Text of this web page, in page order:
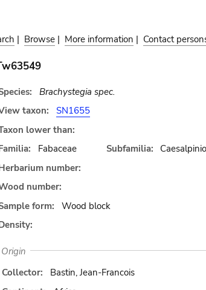
| Browse | More information | Contact
Brachystegia spec.
taxon:
SN1655
lower than:
Fabaceae Subfamilia:
number:
number:
form:
Wood block
Origin
Collector:
Bastin, Jean-Francois